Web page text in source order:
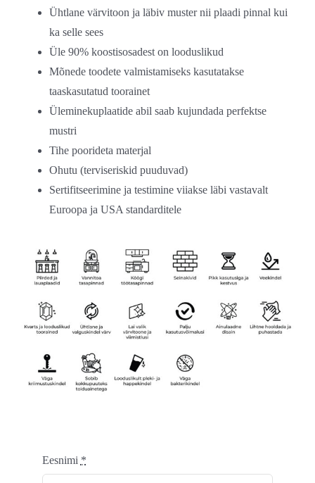
Ühtlane värvitoon ja läbiv muster nii plaadi pinnal kui
ka selle sees
Üle 90% koostisosadest on looduslikud
Mõnede toodete valmistamiseks kasutatakse
taaskasutatud toorainet
Üleminekuplaatide abil saab kujundada perfektse
mustri
Tihe poorideta materjal
Ohutu (terviseriskid puuduvad)
Sertifitseerimine ja testimine viiakse läbi vastavalt
Euroopa ja USA standarditele
Eesnimi *